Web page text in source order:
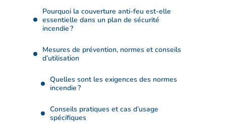
Pourquoi la couverture anti-feu est-elle
essentielle dans un plan de sécurité
incendie ?
Mesures de prévention, normes et conseils
d’utilisation
Quelles sont les exigences des normes
incendie ?
Conseils pratiques et cas d’usage
spécifiques